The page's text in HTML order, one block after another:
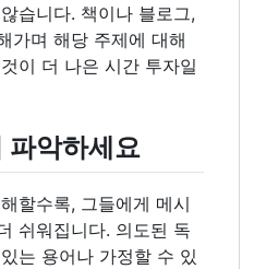
습니다. 책이나 블로그,
가며 해당 주제에 대해
이 더 나은 시간 투자일
파악하세요
할수록, 그들에게 메시
쉬워집니다. 의도된 독
는 용어나 가정할 수 있